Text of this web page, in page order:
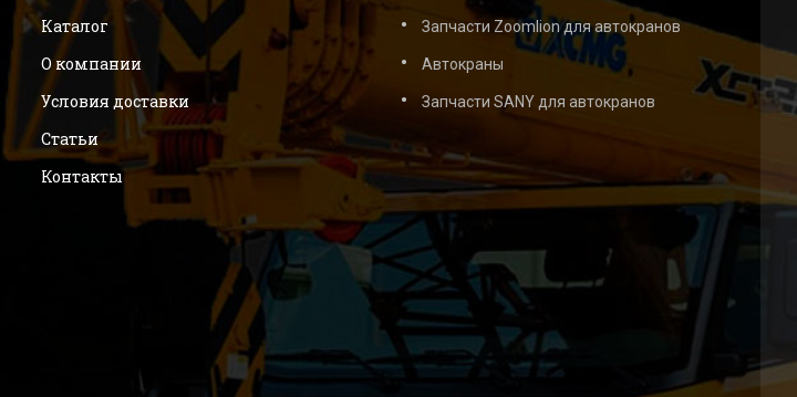
Каталог
О компании
Условия доставки
Статьи
Контакты
Запчасти Zoomlion для автокранов
Автокраны
Запчасти SANY для автокранов